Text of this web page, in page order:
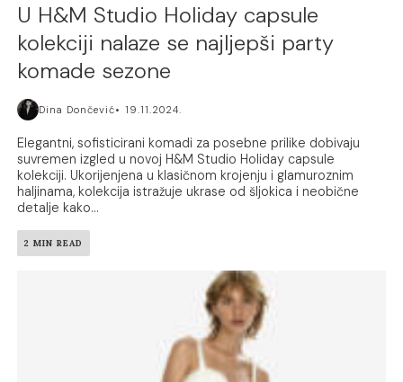
U H&M Studio Holiday capsule
kolekciji nalaze se najljepši party
komade sezone
Dina Dončević 19.11.2024.
Elegantni, sofisticirani komadi za posebne prilike dobivaju
suvremen izgled u novoj H&M Studio Holiday capsule
kolekciji. Ukorijenjena u klasičnom krojenju i glamuroznim
haljinama, kolekcija istražuje ukrase od šljokica i neobične
detalje kako...
2 MIN READ